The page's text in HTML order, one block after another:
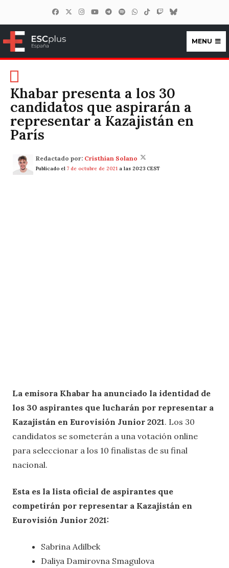
ESCplus España
MENU
Khabar presenta a los 30
candidatos que aspirarán a
representar a Kazajistán en
París
Redactado por: Cristhian Solano
Publicado el 7 de octubre de 2021 a las 20:23 CEST
La emisora Khabar ha anunciado la identidad de
los 30 aspirantes que lucharán por representar a
Kazajistán en Eurovisión Junior 2021. Los 30
candidatos se someterán a una votación online
para seleccionar a los 10 finalistas de su final
nacional.
Esta es la lista oficial de aspirantes que
competirán por representar a Kazajistán en
Eurovisión Junior 2021:
Sabrina Adilbek
Daliya Damirovna Smagulova